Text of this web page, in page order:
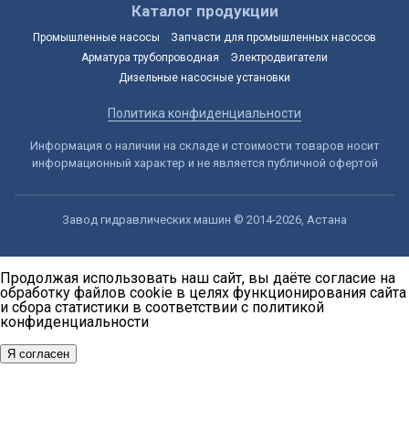
Каталог продукции
Промышленные насосы
Запчасти для промышленных насосов
Арматура трубопроводная
Электродвигатели
Дизельные насосные установки
Политика конфиденциальности
Информация о наличии на складе и стоимости товаров носит
информационный характер и не является публичной офертой
Завод гидравлических машин © 2014-2026, Астана
Продолжая использовать наш сайт, вы даёте согласие на
обработку файлов cookie в целях функционирования сайта
и сбора статистики в соответствии с политикой
конфиденциальности
Я согласен